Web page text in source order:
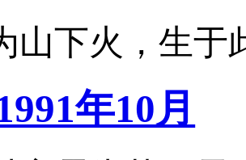
山下火，生于
年10月